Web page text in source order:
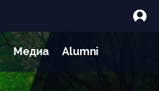
Медиа Alumni